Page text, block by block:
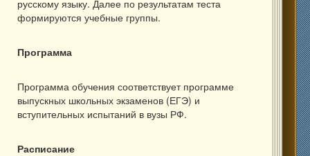
русскому языку. Далее по результатам теста
формируются учебные группы.
Программа
Программа обучения соответствует программе
выпускных школьных экзаменов (ЕГЭ) и
вступительных испытаний в вузы РФ.
Расписание